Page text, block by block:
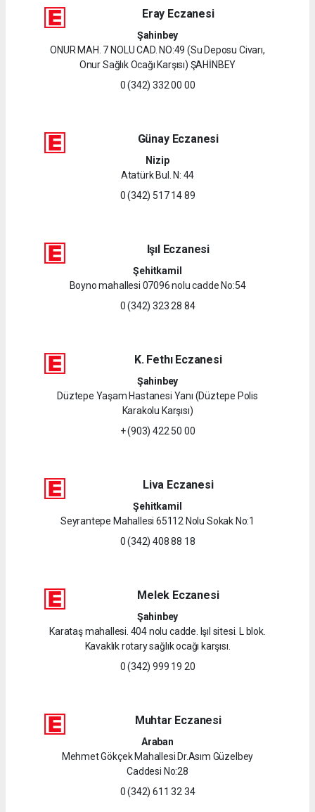
Eray Eczanesi
Şahinbey
ONUR MAH. 7 NOLU CAD. NO:49 (Su Deposu Civarı,
Onur Sağlık Ocağı Karşısı) ŞAHİNBEY
0 (342) 332 00 00
Günay Eczanesi
Nizip
Atatürk Bul. N: 44
0 (342) 517 14 89
Işıl Eczanesi
Şehitkamil
Boyno mahallesi 07096 nolu cadde No:54
0 (342) 323 28 84
K. Fethı Eczanesi
Şahinbey
Düztepe Yaşam Hastanesi Yanı (Düztepe Polis
Karakolu Karşısı)
+ (903) 422 50 00
Liva Eczanesi
Şehitkamil
Seyrantepe Mahallesi 65112 Nolu Sokak No:1
0 (342) 408 88 18
Melek Eczanesi
Şahinbey
Karataş mahallesi. 404 nolu cadde. Işıl sitesi. L blok.
Kavaklık rotary sağlık ocağı karşısı.
0 (342) 999 19 20
Muhtar Eczanesi
Araban
Mehmet Gökçek Mahallesi Dr.Asım Güzelbey
Caddesi No:28
0 (342) 611 32 34